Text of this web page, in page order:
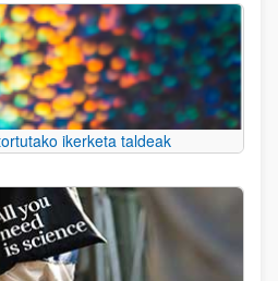
ikerketa taldeak